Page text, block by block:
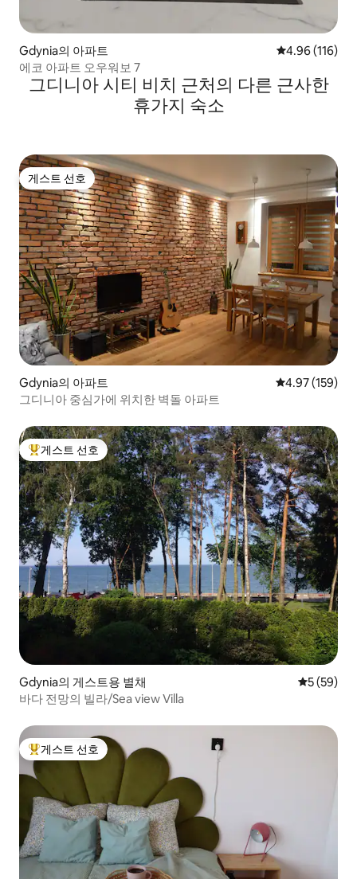
Gdynia의 아파트 평점 4.96점(5
4.96 (116)
에코 아파트 오우워보 7
그디니아 시티 비치 근처의 다른 근사한
휴가지 숙소
게스트 선호
게스트 선호
Gdynia의 아파트 평점 4.97점(5
4.97 (159)
그디니아 중심가에 위치한 벽돌 아파트
상위 게스트 선호
게스트 선호
Gdynia의 게스트용 별채 평점 5점(5
5 (59)
바다 전망의 빌라/Sea view Villa
상위 게스트 선호
게스트 선호